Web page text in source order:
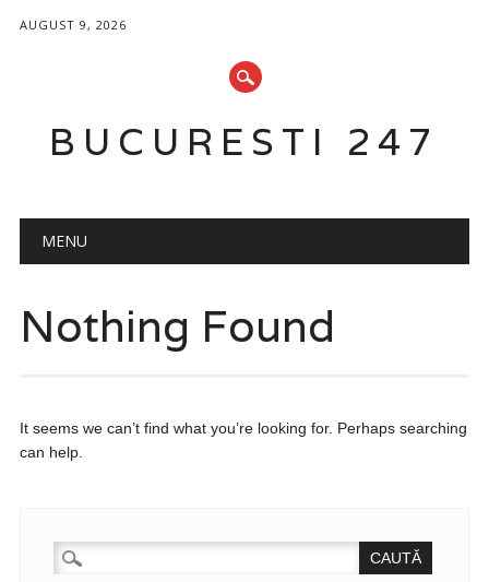
AUGUST 9, 2026
BUCURESTI 247
Main menu
MENU
Nothing Found
It seems we can’t find what you’re looking for. Perhaps searching
can help.
CAUTĂ